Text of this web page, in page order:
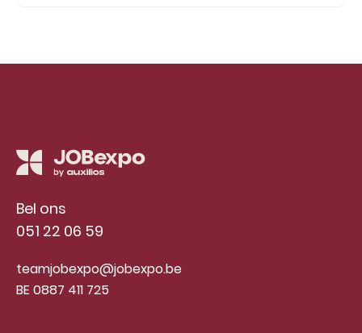
Bel ons
051 22 06 59
teamjobexpo@jobexpo.be
BE 0887 411 725